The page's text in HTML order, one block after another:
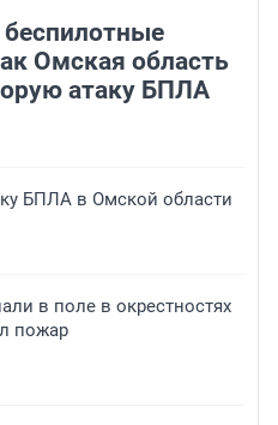
Омская область
атаку БПЛА
БПЛА в Омской области
в поле в окрестностях
пожар